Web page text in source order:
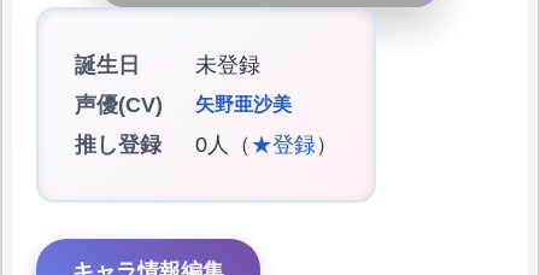
誕生日
未登録
声優(CV)
矢野亜沙美
推し登録 0人（ ★登録）